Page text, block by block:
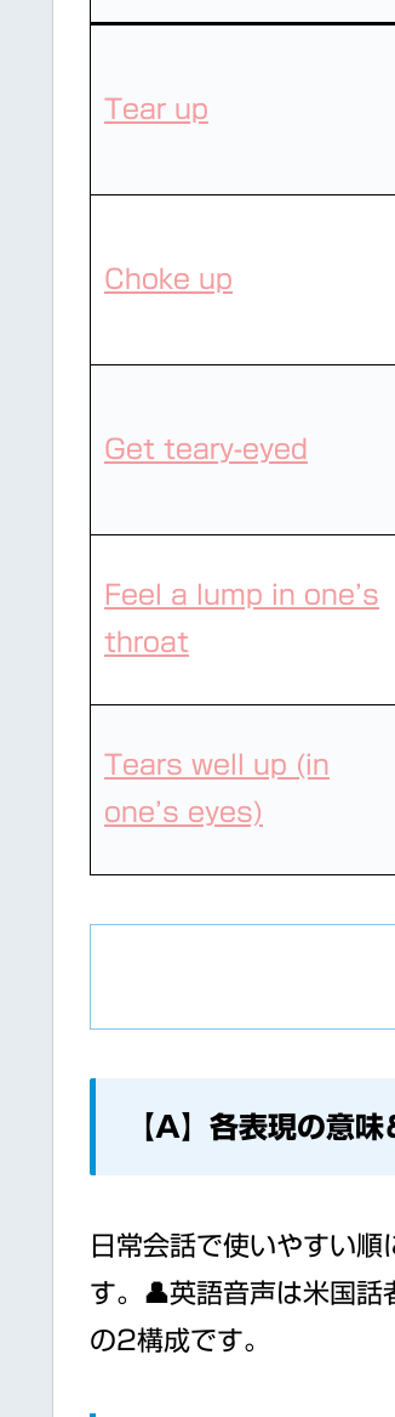
Tear up
Choke up
Get teary-eyed
Feel a lump in one’s
throat
Tears well up (in
one’s eyes)
【A】各表現の意味
日常会話で使いやすい
す。👤英語音声は米国
の2構成です。